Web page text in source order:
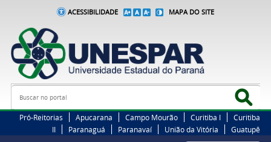
ACESSIBILIDADE MAPA DO SITE
Busca
Pró-Reitorias Apucarana Campo Mourão Curitiba I
Curitiba
II
Paranaguá Paranavaí União da Vitória Guatupê